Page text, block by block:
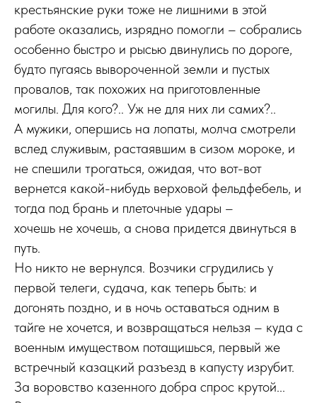
крестьянские руки тоже не лишними в этой
работе оказались, изрядно помогли – собрались
особенно быстро и рысью двинулись по дороге,
будто пугаясь вывороченной земли и пустых
провалов, так похожих на приготовленные
могилы. Для кого?.. Уж не для них ли самих?..
А мужики, опершись на лопаты, молча смот­рели
вслед служивым, растаявшим в сизом мороке, и
не спешили трогаться, ожидая, что вот-вот
вернется какой-нибудь верховой фельдфебель, и
тогда под брань и плеточные удары –
хочешь не хочешь, а снова придется двинуться в
путь.
Но никто не вернулся. Возчики сгрудились у
первой телеги, судача, как теперь быть: и
догонять поздно, и в ночь оставаться одним в
тайге не хочется, и возвращаться нельзя – куда с
военным имуществом потащишься, первый же
встречный казацкий разъезд в капусту изрубит.
За воровство казенного добра спрос крутой...